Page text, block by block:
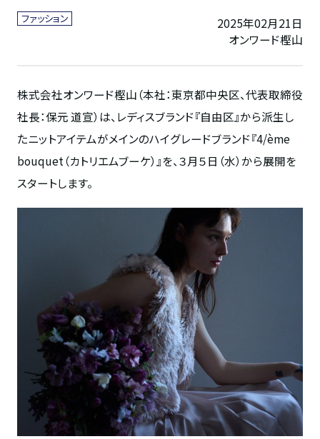
ファッション
2025年02月21日
オンワード樫山
株式会社オンワード樫山（本社：東京都中央区、代表取締役
社長：保元 道宣）は、レディスブランド『自由区』から派生し
たニットアイテムがメインのハイグレードブランド『4/ème
bouquet（カトリエムブーケ）』を、３月５日（水）から展開を
スタートします。